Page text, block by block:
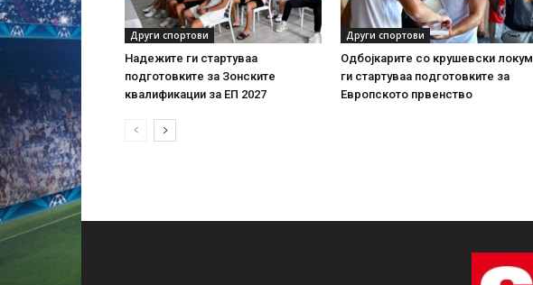
Други спортови
Надежите ги стартуваа
подготовките за Зонските
квалификации за ЕП 2027
Други спортови
Одбојкарите со крушевски локум
ги стартуваа подготовките за
Европското првенство